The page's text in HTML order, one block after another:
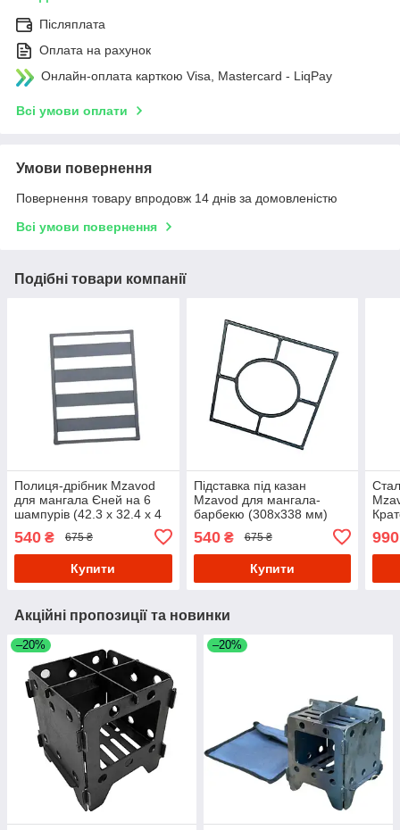
Післяплата
Оплата на рахунок
Онлайн-оплата карткою Visa, Mastercard - LiqPay
Всі умови оплати
Умови повернення
Повернення товару впродовж 14 днів за домовленістю
Всі умови повернення
Подібні товари компанії
Полиця-дрібник Mzavod
для мангала Єней на 6
шампурів (42.3 х 32.4 х 4
540 ₴ 675 ₴
Купити
Підставка під казан
Mzavod для мангала-
барбекю (308х338 мм)
540₴ 675 ₴
Купити
990
Акційні пропозиції та новинки
–20% –20%